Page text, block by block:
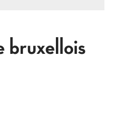
bruxellois